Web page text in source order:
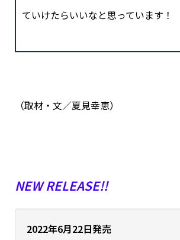
ていけたらいいなと思っています！
（取材・文／夏見幸恵）
NEW RELEASE!!
2022年6月22日発売